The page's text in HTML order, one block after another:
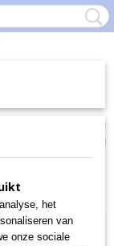
Uw Winkelwagen
(0)
PP 10X
het
van
onze sociale